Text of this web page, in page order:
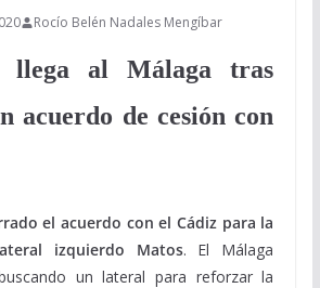
Rocío Belén Nadales Mengíbar
llega al Málaga tras
acuerdo de cesión con
el acuerdo con el Cádiz para la
izquierdo Matos. El Málaga
un lateral para reforzar la